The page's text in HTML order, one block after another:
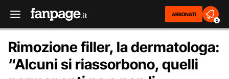
ABBONATI
2
Rimozione filler, la dermatologa:
“Alcuni si riassorbono, quelli